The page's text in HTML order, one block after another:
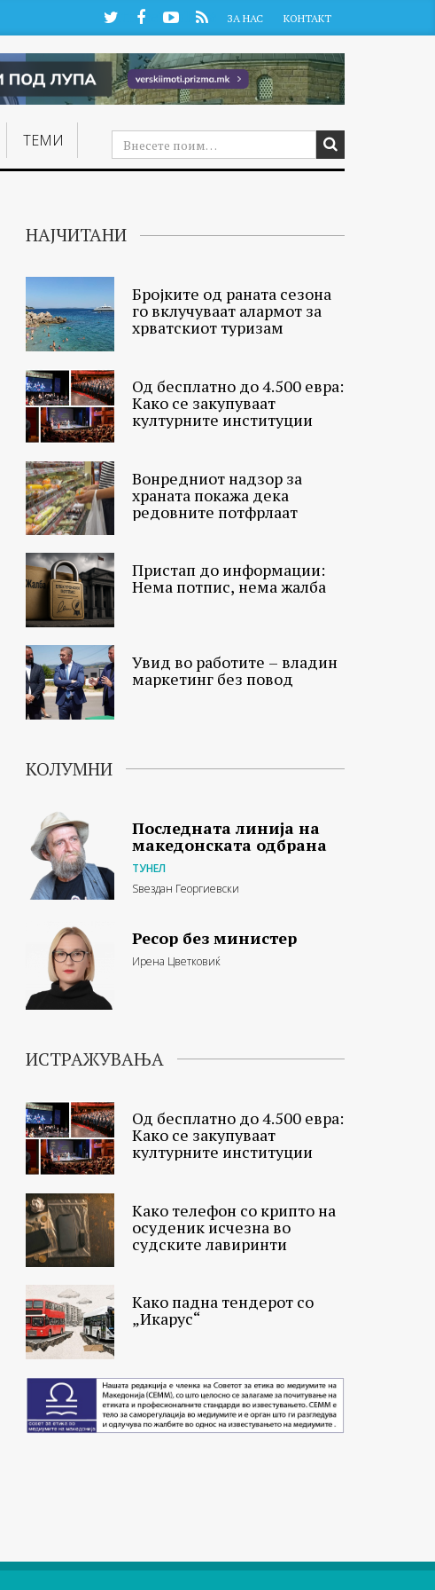
TwitterFacebookYouTube
RSS ЗА НАС КОНТАКТ
ТЕМИ
НАЈЧИТАНИ
Бројките од раната сезона
го вклучуваат алармот за
хрватскиот туризам
Од бесплатно до 4.500 евра:
Како се закупуваат
културните институции
Вонредниот надзор за
храната покажа дека
редовните потфрлаат
Пристап до информации:
Нема потпис, нема жалба
Увид во работите – владин
маркетинг без повод
КОЛУМНИ
Последната линија на
македонската одбрана
ТУНЕЛ
Ѕвездан Георгиевски
Ресор без министер
Ирена Цветковиќ
ИСТРАЖУВАЊА
Од бесплатно до 4.500 евра:
Како се закупуваат
културните институции
Како телефон со крипто на
осуденик исчезна во
судските лавиринти
Како падна тендерот со
„Икарус“